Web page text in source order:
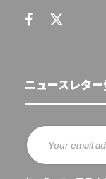
ニュースレタ